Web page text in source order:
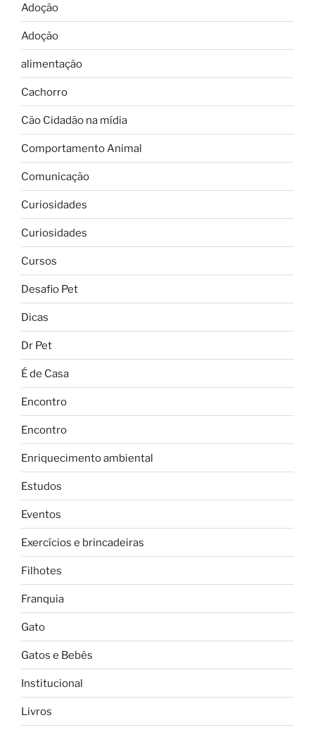
Adoção
Adoção
alimentação
Cachorro
Cão Cidadão na mídia
Comportamento Animal
Comunicação
Curiosidades
Curiosidades
Cursos
Desafio Pet
Dicas
Dr Pet
É de Casa
Encontro
Encontro
Enriquecimento ambiental
Estudos
Eventos
Exercícios e brincadeiras
Filhotes
Franquia
Gato
Gatos e Bebês
Institucional
Livros